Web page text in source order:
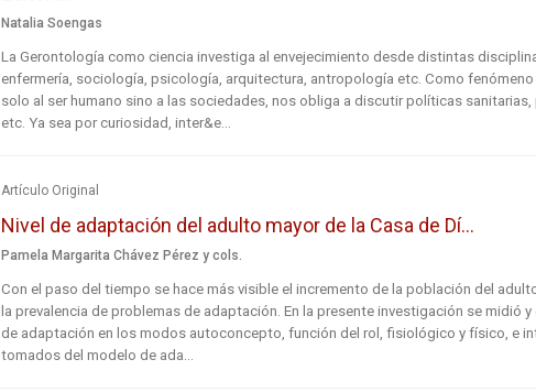
Natalia Soengas
La Gerontología como ciencia investiga al envejecimiento desde distintas
enfermería, sociología, psicología, arquitectura, antropología etc. Como fenómeno
solo al ser humano sino a las sociedades, nos obliga a discutir políticas sanitarias,
etc. Ya sea por curiosidad, inter&e...
Artículo Original
Nivel de adaptación del adulto mayor de la Casa de Dí...
Pamela Margarita Chávez Pérez y cols.
Con el paso del tiempo se hace más visible el incremento de la población del
la prevalencia de problemas de adaptación. En la presente investigación se midió y
de adaptación en los modos autoconcepto, función del rol, fisiológico y físico, e
tomados del modelo de ada...